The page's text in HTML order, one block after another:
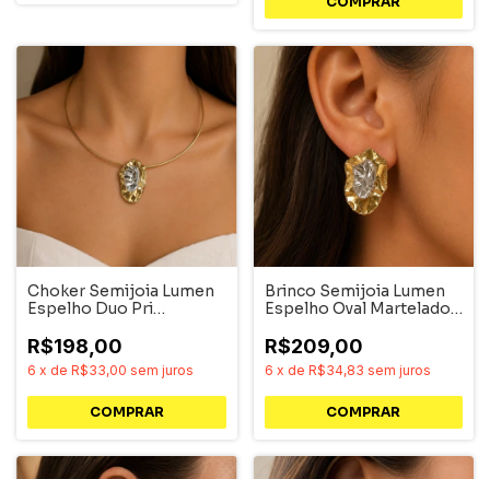
Choker Semijoia Lumen
Espelho Duo Pri
R$198,00
6 x de R$33,00 sem juros
Brinco Semijoia Lumen
Espelho Oval Martelado
Acessórios
R$209,00
6 x de R$34,83 sem juros